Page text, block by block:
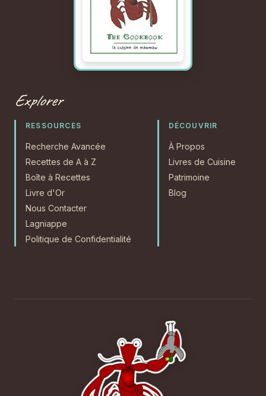
Explorer
RESSOURCES
Recherche Avancée
Recettes de A à Z
Boîte à Recettes
Livre d'Or
Nous Contacter
Lagniappe
Politique de Confidentialité
DÉCOUVRIR
À Propos
Livres de Cuisine
Patrimoine
Blog